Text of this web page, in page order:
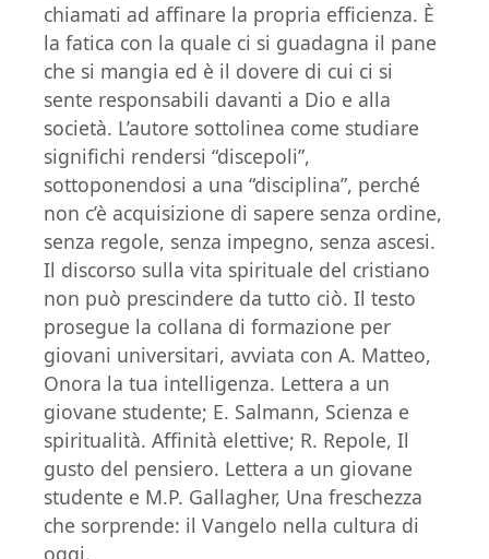
chiamati ad affinare la propria efficienza. È
la fatica con la quale ci si guadagna il pane
che si mangia ed è il dovere di cui ci si
sente responsabili davanti a Dio e alla
società. L’autore sottolinea come studiare
significhi rendersi “discepoli”,
sottoponendosi a una “disciplina”, perché
non c’è acquisizione di sapere senza ordine,
senza regole, senza impegno, senza ascesi.
Il discorso sulla vita spirituale del cristiano
non può prescindere da tutto ciò. Il testo
prosegue la collana di formazione per
giovani universitari, avviata con A. Matteo,
Onora la tua intelligenza. Lettera a un
giovane studente; E. Salmann, Scienza e
spiritualità. Affinità elettive; R. Repole, Il
gusto del pensiero. Lettera a un giovane
studente e M.P. Gallagher, Una freschezza
che sorprende: il Vangelo nella cultura di
oggi.